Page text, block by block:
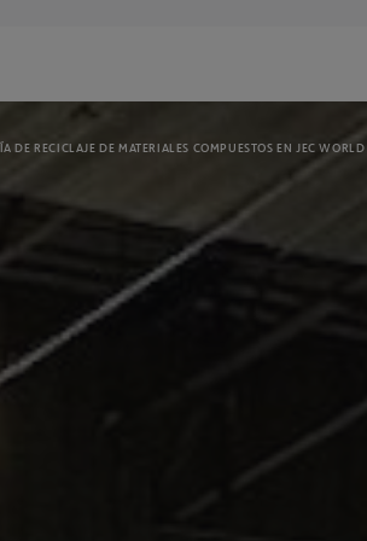
de 1 iniciativa en proceso:
2026
CASOS
últimas noticias y mantente
necesitas
FINALIZADOS
los retos que hemos realizado.
que pueden inspirarte!
DE RECICLAJE DE MATERIALES COMPUESTOS EN JEC